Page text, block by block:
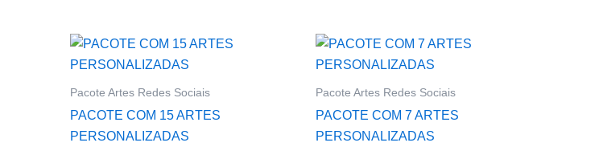
Pacote Artes Redes Sociais
PACOTE COM 15 ARTES
PERSONALIZADAS
Pacote Artes Redes Sociais
PACOTE COM 7 ARTES
PERSONALIZADAS